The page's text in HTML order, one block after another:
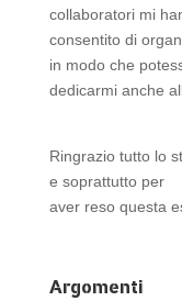
collaboratori mi
consentito di
in modo che
dedicarmi anche
Ringrazio tutto lo
e soprattutto per
aver reso questa
Argomenti